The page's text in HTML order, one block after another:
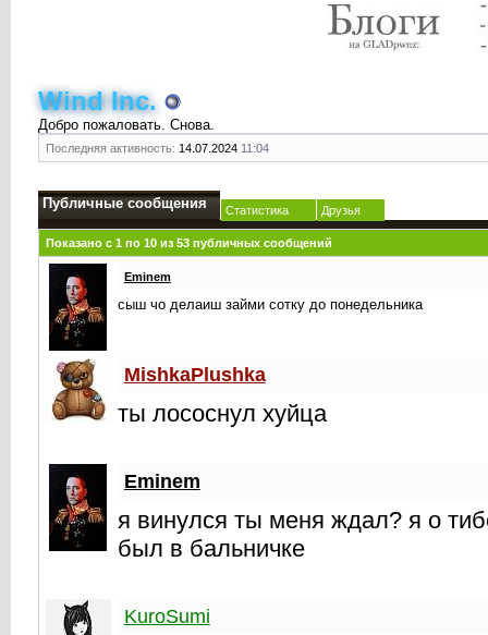
Wind Inc.
Добро пожаловать. Снова.
Последняя активность: 14.07.2024 11:04
Публичные сообщения Статистика Друзья
Показано с 1 по 10из 53публичных сообщений
Eminem
сыш чо делаиш займи сотку до понедельника
MishkaPlushka
ты лососнул хуйца
Eminem
я винулся ты меня ждал? я о
был в бальничке
KuroSumi